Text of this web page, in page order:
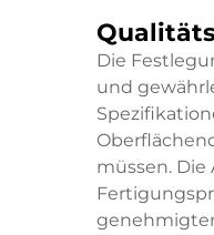
Die
und
müssen.